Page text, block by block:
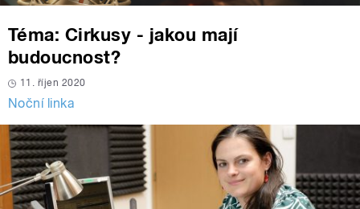
Téma: Cirkusy - jakou mají
budoucnost?
11. říjen 2020
Noční linka